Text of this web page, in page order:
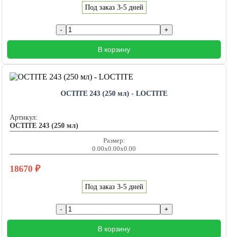
Под заказ 3-5 дней
В корзину
OCTITE 243 (250 мл) - LOCTITE
Артикул:
OCTITE 243 (250 мл)
Размер:
0.00x0.00x0.00
18670 ₽
Под заказ 3-5 дней
В корзину